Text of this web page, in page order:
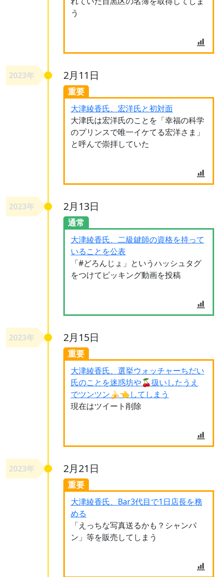
う
2023年 2月11日
重要
大津綾香氏、宏洋氏と初対面
大津氏は宏洋氏のことを「幸福の科学
のプリンスで唯一イケてる宏洋さま」
と呼んで崇拝していた
2023年 2月13日
通常
大津綾香氏、二級鍵師の資格を持って
いることを公表
「#どろんじょ」というハッシュタグ
をつけてピッキング動画を投稿
2023年 2月15日
重要
大津綾香氏、選挙ウォッチャーちだい
氏のことを迷惑坊や🍒扱いしたうえ
でツンツン🍌👈してしまう
現在はツイート削除
2023年 2月21日
重要
大津綾香氏、Bar3代目で1日店長を務
める
「えっちな写真送るかも？シャンパ
ン」等を販売してしまう